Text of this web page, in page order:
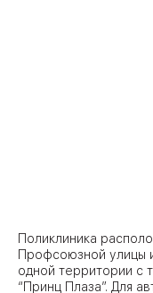
Поликлиника
Профсоюзной улицы
одной территории с
“Принц Плаза”. Для